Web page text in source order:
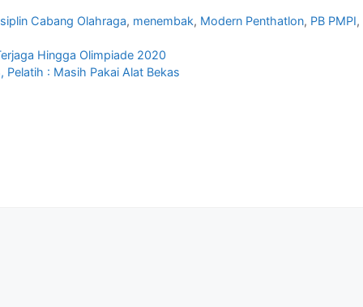
Cabang Olahraga, menembak, Modern Penthatlon, PB PMPI,
Hingga Olimpiade 2020
: Masih Pakai Alat Bekas